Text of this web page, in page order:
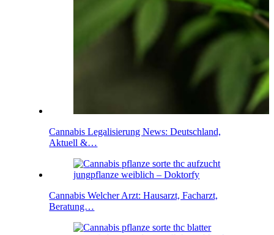
Cannabis Legalisierung News: Deutschland,
Aktuell &…
Cannabis Welcher Arzt: Hausarzt, Facharzt,
Beratung…